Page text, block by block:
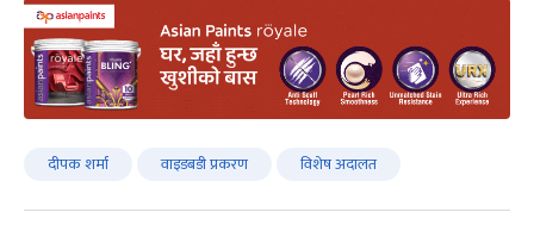
दीपक शर्मा वाइडबडी प्रकरण विशेष अदालत